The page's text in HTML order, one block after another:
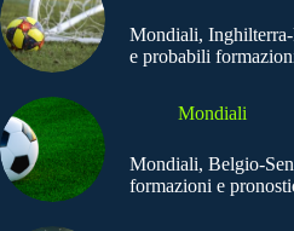
Mondiali,
e probabili
Mondiali
Mondiali, Belgio-
formazioni e